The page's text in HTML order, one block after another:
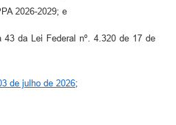
2026-2029; e
da Lei Federal nº. 4.320 de 17 de
de julho de 2026;